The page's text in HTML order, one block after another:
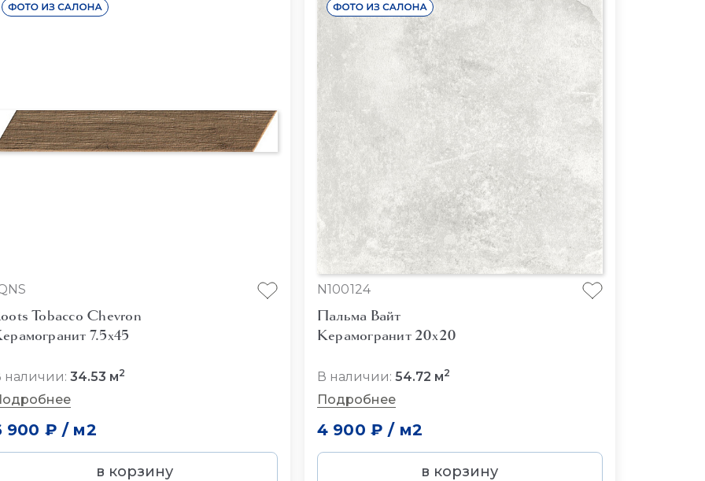
Tobacco Chevron
7.5x45
наличии: 34.53 м2
900 ₽ / м2
в корзину
N100124
Пальма Вайт
Керамогранит 20x20
В наличии: 54.72 м2
Подробнее
4 900 ₽ / м2
в корзину